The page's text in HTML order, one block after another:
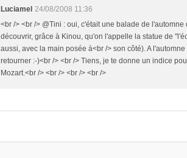
Luciamel 24/08/2008 11:36
<br /> <br /> @Tini : oui, c'était une balade de
découvrir, grâce à Kinou, qu'on l'appelle la statue de
aussi, avec la main posée à<br /> son côté). A
retourner :-)<br /> <br /> Tiens, je te donne un indice
Mozart.<br /> <br /> <br /> <br />